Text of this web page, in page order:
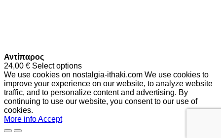
Αντίπαρος
24,00 € Select options
We use cookies on nostalgia-ithaki.com We use cookies to
improve your experience on our website, to analyze website
traffic, and to personalize content and advertising. By
continuing to use our website, you consent to our use of
cookies.
More infoAccept